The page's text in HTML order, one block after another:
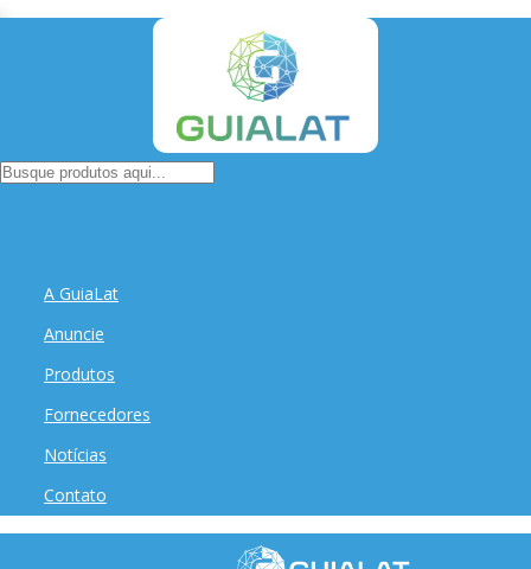
A GuiaLat
Anuncie
Produtos
Fornecedores
Notícias
Contato